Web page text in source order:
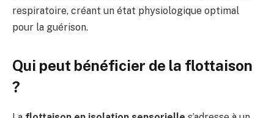
respiratoire, créant un état physiologique optimal
pour la guérison.
Qui peut bénéficier de la flottaison
?